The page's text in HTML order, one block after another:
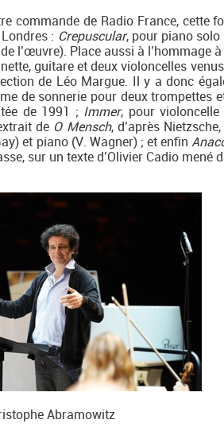
commande de Radio France, cette
: Crepuscular, pour piano
l’œuvre). Place aussi à l’hommage
guitare et deux violoncelles
de Léo Margue. Il y a donc
de sonnerie pour deux trompettes
de 1991 ; Immer, pour violoncelle
de O Mensch, d’après
et piano (V. Wagner) ; et enfin
sur un texte d’Olivier Cadio mené
Abramowitz